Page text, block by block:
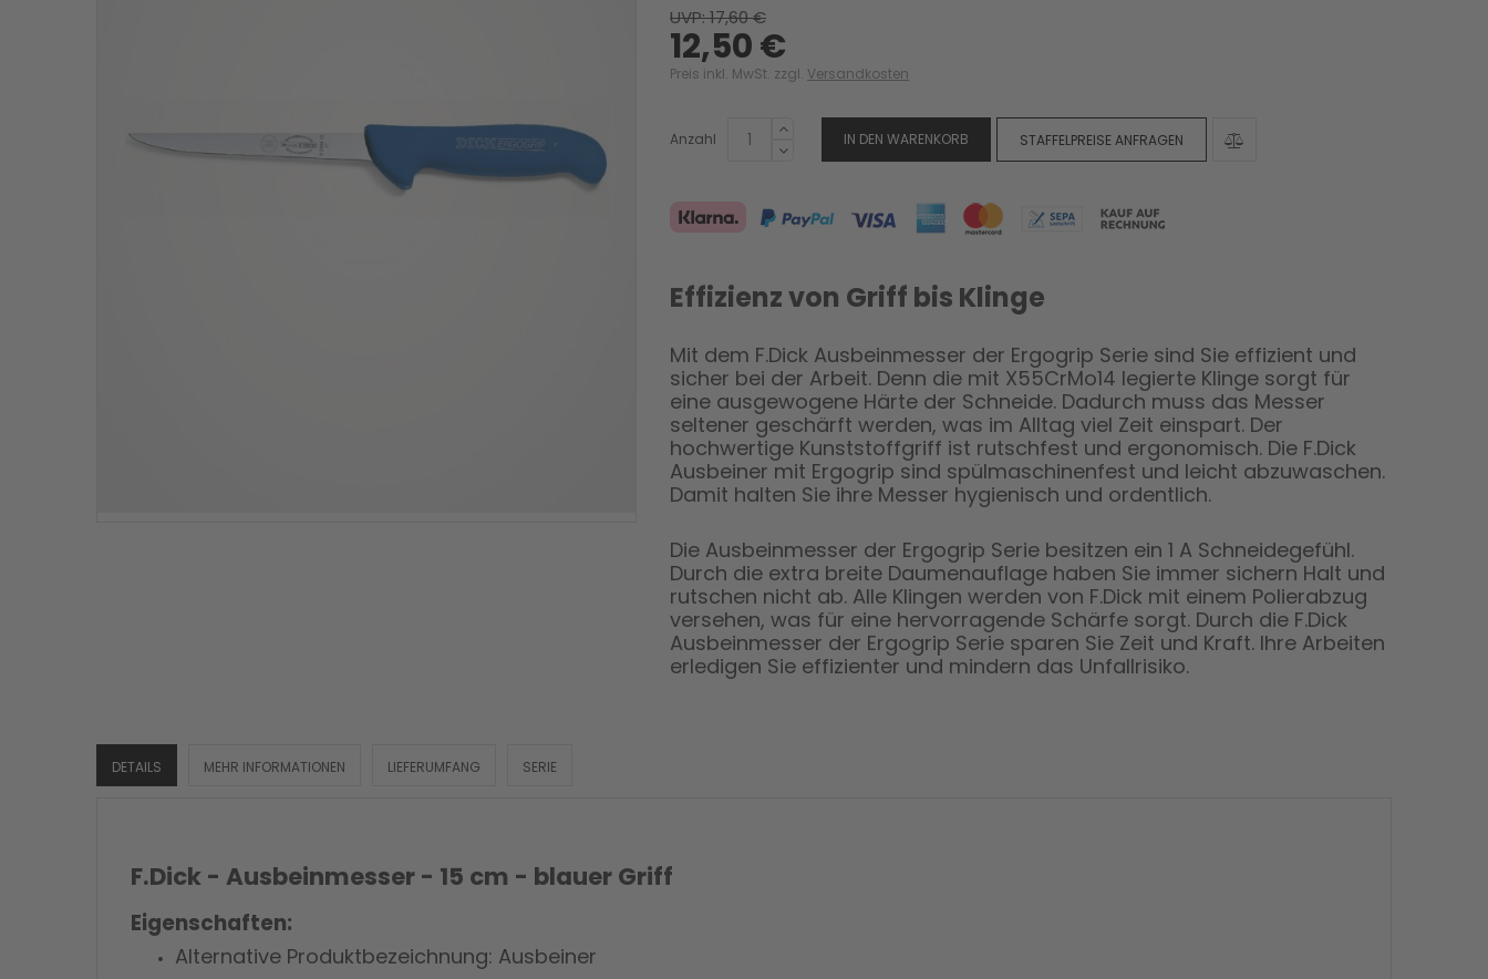
UVP: 17,60 €
12,50 €
Preis inkl. MwSt. zzgl. Versandkosten
Anzahl IN DEN WARENKORB STAFFELPREISE ANFRAGEN
Effizienz von Griff bis Klinge
Mit dem F.Dick Ausbeinmesser der Ergogrip Serie sind Sie effizient und
sicher bei der Arbeit. Denn die mit X55CrMo14 legierte Klinge sorgt für
eine ausgewogene Härte der Schneide. Dadurch muss das Messer
seltener geschärft werden, was im Alltag viel Zeit einspart. Der
hochwertige Kunststoffgriff ist rutschfest und ergonomisch. Die F.Dick
Ausbeiner mit Ergogrip sind spülmaschinenfest und leicht abzuwaschen.
Damit halten Sie ihre Messer hygienisch und ordentlich.
Die Ausbeinmesser der Ergogrip Serie besitzen ein 1 A Schneidegefühl.
Durch die extra breite Daumenauflage haben Sie immer sichern Halt und
rutschen nicht ab. Alle Klingen werden von F.Dick mit einem Polierabzug
versehen, was für eine hervorragende Schärfe sorgt. Durch die F.Dick
Ausbeinmesser der Ergogrip Serie sparen Sie Zeit und Kraft. Ihre Arbeiten
erledigen Sie effizienter und mindern das Unfallrisiko.
DETAILS MEHR INFORMATIONEN LIEFERUMFANG SERIE
F.Dick - Ausbeinmesser - 15 cm - blauer Griff
Eigenschaften:
Alternative Produktbezeichnung: Ausbeiner